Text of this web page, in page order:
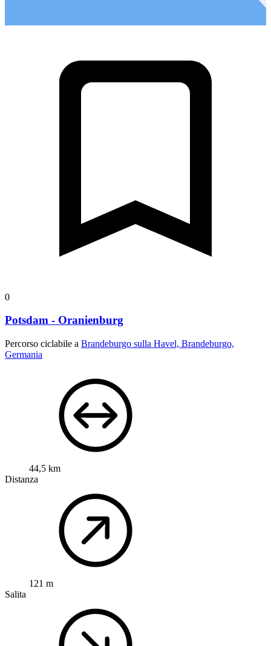
0
Potsdam - Oranienburg
Percorso ciclabile a Brandeburgo sulla Havel, Brandeburgo,
Germania
44,5 km
Distanza
121 m
Salita